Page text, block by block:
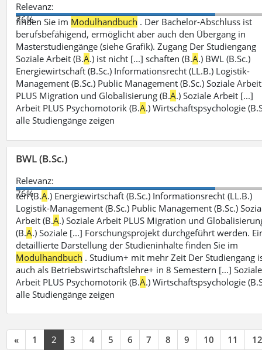
Relevanz:
76%
finden Sie im Modulhandbuch . Der Bachelor-Abschluss ist
berufsbefähigend, ermöglicht aber auch den Übergang in
Masterstudiengänge (siehe Grafik). Zugang Der Studiengang
Soziale Arbeit (B.A.) ist nicht [...] schaften (B.A.) BWL (B.Sc.)
Energiewirtschaft (B.Sc.) Informationsrecht (LL.B.) Logistik-
Management (B.Sc.) Public Management (B.Sc.) Soziale Arbeit
PLUS Migration und Globalisierung (B.A.) Soziale Arbeit [...]
Arbeit PLUS Psychomotorik (B.A.) Wirtschaftspsychologie
alle Studiengänge zeigen
BWL (B.Sc.)
Relevanz:
76%
ten (B.A.) Energiewirtschaft (B.Sc.) Informationsrecht (LL.B.)
Logistik-Management (B.Sc.) Public Management (B.Sc.)
Arbeit (B.A.) Soziale Arbeit PLUS Migration und
(B.A.) Soziale [...] Forschungsprojekt durchgeführt werden.
detaillierte Darstellung der Studieninhalte finden Sie im
Modulhandbuch . Studium+ mit mehr Zeit Der Studiengang
auch als Betriebswirtschaftslehre+ in 8 Semestern [...] Soziale
Arbeit PLUS Psychomotorik (B.A.) Wirtschaftspsychologie
alle Studiengänge zeigen
« 1 2 3 4 5 6 7 8 9 10 11 12